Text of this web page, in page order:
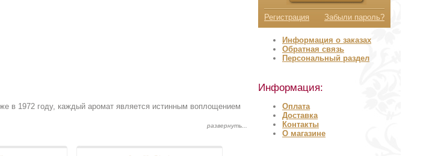
в 1972 году, каждый аромат является истинным воплощением
Регистрация Забыли пароль?
Информация о заказах
Обратная связь
Персональный раздел
Информация:
Оплата
Доставка
Контакты
О магазине